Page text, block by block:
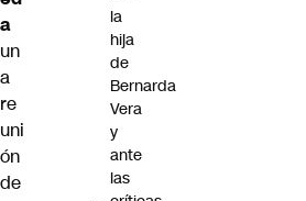
a
un
a
re
uni
ón
de
la
hija
de
Bernarda
Vera
y
ante
las